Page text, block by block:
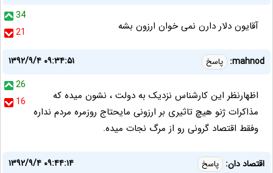
34
21
آقایون دلار دارن نمی خوان ارزون بشه
mahnod: پاسخ
۱۳۹۲/۹/۴ ۰۹:۳۴:۵۱
26
16
اظهارنظر این کارشناس نزدیک به دولت ، نشون میده که
مذاکرات ژنو هیچ تاثیری بر ارزونی مایحتاج روزمره مردم نداره
وفقط اقتصاد گرونی رو از مرگ نجات میده.
اقتصاد دان: پاسخ
۱۳۹۲/۹/۴ ۰۹:۴۴:۱۴